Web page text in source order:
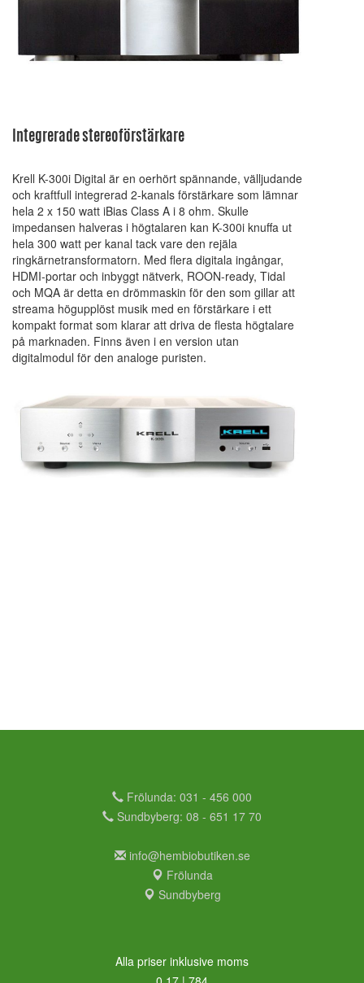
Integrerade stereoförstärkare
Krell K-300i Digital är en oerhört spännande, välljudande
och kraftfull integrerad 2-kanals förstärkare som lämnar
hela 2 x 150 watt iBias Class A i 8 ohm. Skulle
impedansen halveras i högtalaren kan K-300i knuffa ut
hela 300 watt per kanal tack vare den rejäla
ringkärnetransformatorn. Med flera digitala ingångar,
HDMI-portar och inbyggt nätverk, ROON-ready, Tidal
och MQA är detta en drömmaskin för den som gillar att
streama högupplöst musik med en förstärkare i ett
kompakt format som klarar att driva de flesta högtalare
på marknaden. Finns även i en version utan
digitalmodul för den analoge puristen.
Frölunda: 031 - 456 000
Sundbyberg: 08 - 651 17 70
info@hembiobutiken.se
Frölunda
Sundbyberg
Alla priser inklusive moms